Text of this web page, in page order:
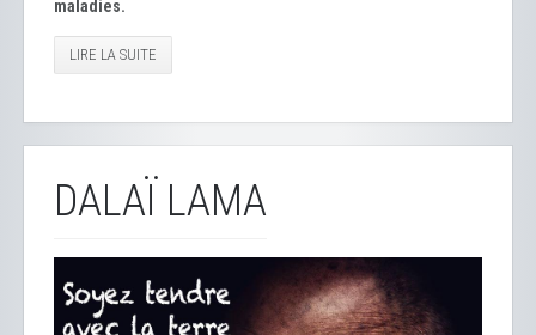
maladies.
LIRE LA SUITE
DALAÏ LAMA